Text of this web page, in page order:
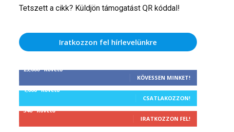
Tetszett a cikk? Küldjön támogatást QR kóddal!
Iratkozzon fel hírlevelünkre
25,000 Követő
KÖVESSEN MINKET!
1,000 Követő
CSATLAKOZZON!
340 Követő
IRATKOZZON FEL!